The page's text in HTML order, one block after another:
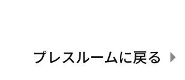
プレスルームに戻る